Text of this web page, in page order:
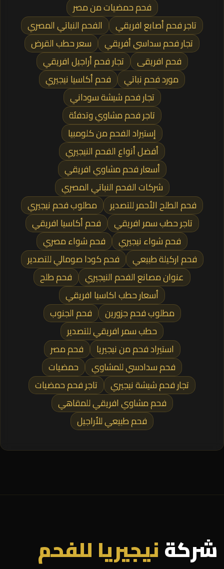
فحم حمضيات من مصر
تاجر فحم أصابع افريقي
الفحم النباتي المصري
تجار فحم سداسي أفريقي
سعر حطب القرض
فحم افريقى
تجار فحم أراجيل افريقي
مورد فحم نباتي
فحم أكاسيا نيجيري
تجار فحم شيشة سوداني
تاجر فحم مشاوي وتدفئة
إستيراد الفحم من كلومبيا
أفضل أنواع الفحم النيجيري
أسعار فحم مشاوي افريقي
شركات الفحم النباتي المصري
فحم الطلح الأحمر للتصدير
مطلوب فحم نيجيري
تاجر حطب سمر افريقي
فحم أكاسيا افريقي
فحم شواء نيجيري
فحم شواء مصري
فحم اركيلة طبيعي
فحم كودا صومالي للتصدير
عنوان مصانع الفحم النيجيري
فحم طلح
أسعار حطب اكاسيا افريقي
مطلوب فحم جزورين
فحم الجنوب
حطب سمر افريقي للتصدير
استيراد فحم من نيجيريا
فحم مصر
فحم سدادسي للمشاوي
حمضيات
تجار فحم شيشة نيجيري
تاجر فحم حمضيات
فحم مشاوي افريقي للمقاهي
فحم طبيعي للأراجيل
شركةنيجيريا للفحم